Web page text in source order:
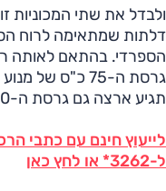
ולבדל את שתי המכוניות
דלתות שמתאימה לרוח
הספרדי. בהתאם לאותה
גרסת ה-75 כ"ס
תגיע ארצה גם גרסת ה-60 כ"ס.
לייעוץ חינם עם כתבי
ל-3262* או לחץ כאן